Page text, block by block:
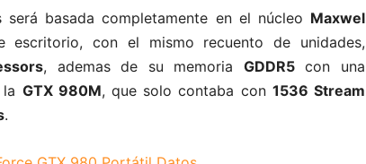
basada completamente en el núcleo Maxwel
con el mismo recuento de unidades,
, ademas de su memoria GDDR5con una
GTX 980M, que solo contaba con 1536 Stream
.